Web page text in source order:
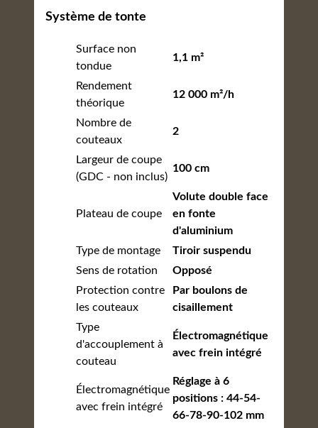
Système de tonte
Surface non
tondue
1,1 m²
Rendement
théorique
12 000 m²/h
Nombre de
couteaux
2
Largeur de coupe
(GDC - non inclus)
100 cm
Plateau de coupe
Volute double face
en fonte
d'aluminium
Type de montage
Tiroir suspendu
Sens de rotation
Opposé
Protection contre
les couteaux
Par boulons de
cisaillement
Type
d'accouplement à
couteau
Électromagnétique
avec frein intégré
Électromagnétique
avec frein intégré
Réglage à 6
positions : 44-54-
66-78-90-102 mm